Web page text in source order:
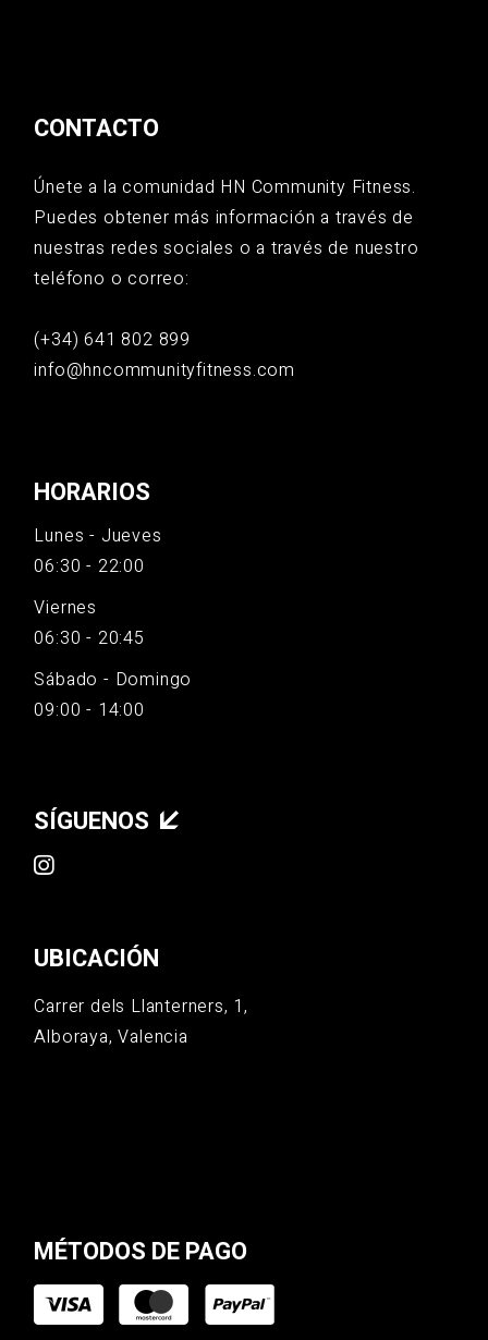
CONTACTO
Únete a la comunidad HN Community Fitness.
Puedes obtener más información a través de
nuestras redes sociales o a través de nuestro
teléfono o correo:
(+34) 641 802 899
info@hncommunityfitness.com
HORARIOS
Lunes - Jueves
06:30 - 22:00
Viernes
06:30 - 20:45
Sábado - Domingo
09:00 - 14:00
SÍGUENOS
UBICACIÓN
Carrer dels Llanterners, 1,
Alboraya, Valencia
MÉTODOS DE PAGO